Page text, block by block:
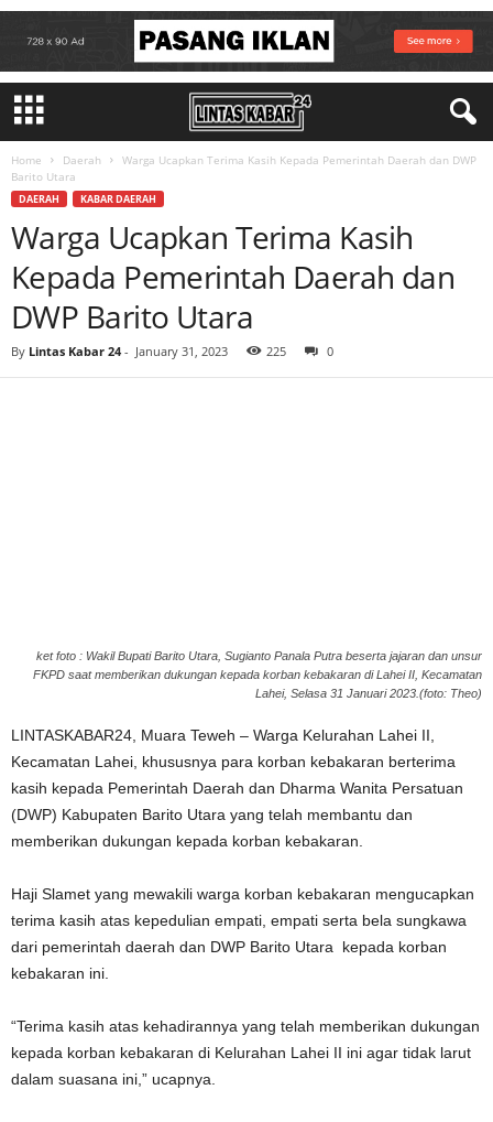
Home Daerah
Warga Ucapkan Terima Kasih Kepada Pemerintah Daerah dan DWP
Barito Utara
DAERAH KABAR DAERAH
Warga Ucapkan Terima Kasih
Kepada Pemerintah Daerah dan
DWP Barito Utara
By Lintas Kabar 24- January 31, 2023 225 0
ket foto : Wakil Bupati Barito Utara, Sugianto Panala Putra beserta jajaran dan unsur
FKPD saat memberikan dukungan kepada korban kebakaran di Lahei II, Kecamatan
Lahei, Selasa 31 Januari 2023.(foto: Theo)
LINTASKABAR24, Muara Teweh – Warga Kelurahan Lahei II,
Kecamatan Lahei, khususnya para korban kebakaran berterima
kasih kepada Pemerintah Daerah dan Dharma Wanita Persatuan
(DWP) Kabupaten Barito Utara yang telah membantu dan
memberikan dukungan kepada korban kebakaran.
Haji Slamet yang mewakili warga korban kebakaran mengucapkan
terima kasih atas kepedulian empati, empati serta bela sungkawa
dari pemerintah daerah dan DWP Barito Utara kepada korban
kebakaran ini.
“Terima kasih atas kehadirannya yang telah memberikan dukungan
kepada korban kebakaran di Kelurahan Lahei II ini agar tidak larut
dalam suasana ini,” ucapnya.